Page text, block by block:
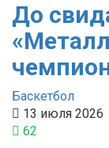
До
Баскетбол
13 июля 2026
62